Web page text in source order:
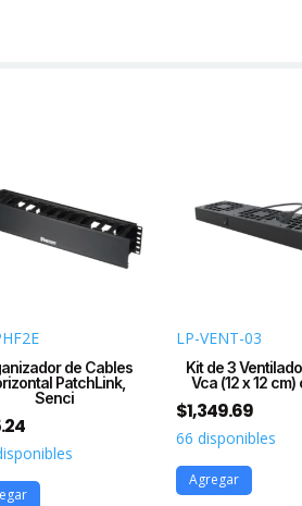
de Cables
PatchLink,
Senci
LP-VENT-03
Kit de 3
Vca (12 x 12 cm)
$1,349.69
66 disponibles
Agregar